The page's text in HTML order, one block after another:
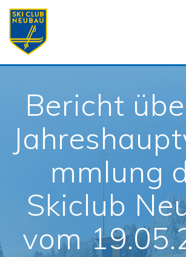
Bericht
mmlung
Skiclub
vom